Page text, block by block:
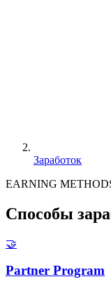
Заработок
EARNING
Способы
🤝
Partner Program